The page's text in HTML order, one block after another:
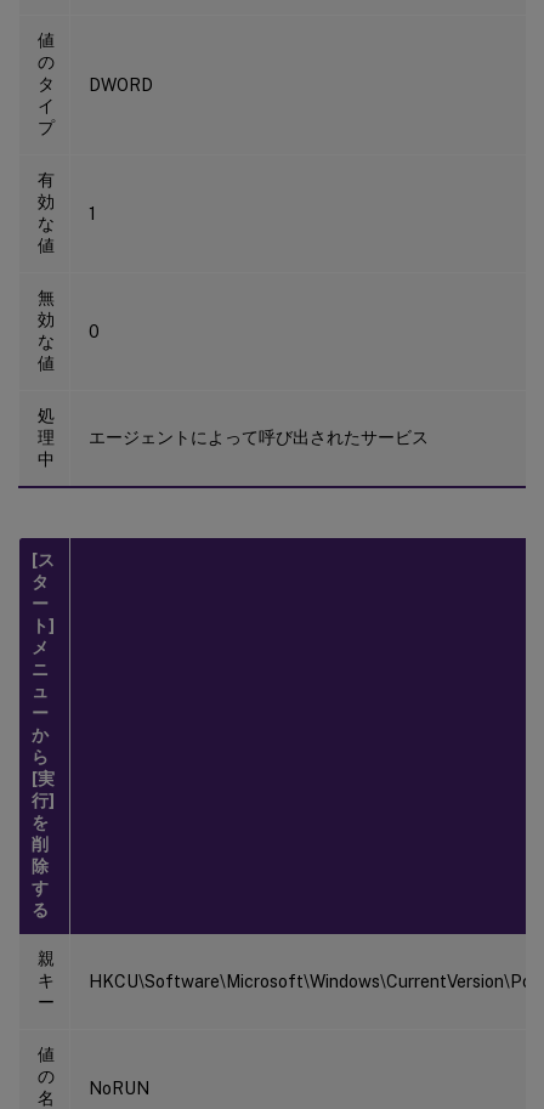
値
の
タ
イ
プ
DWORD
有
効
な
値
1
無
効
な
値
0
処
理
中
エージェントによって呼び出されたサービス
[ス
タ
ー
ト]
メ
ニ
ュ
ー
か
ら
[実
行]
を
削
除
す
る
親
キ
ー
値
の
名
NoRUN